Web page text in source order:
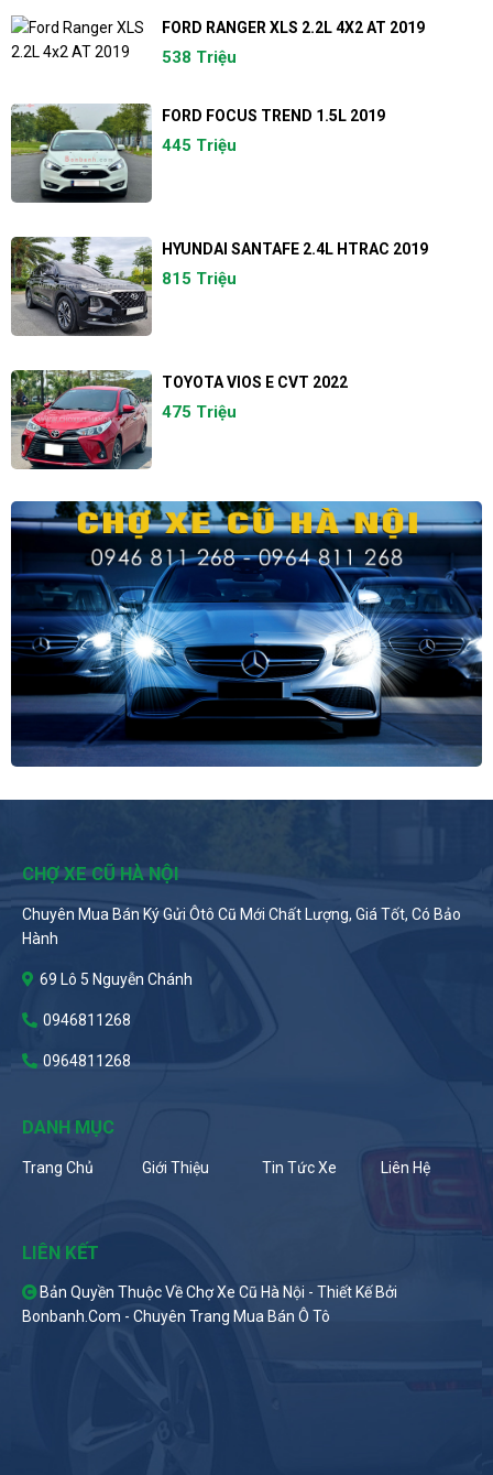
FORD RANGER XLS 2.2L 4X2 AT 2019
538 Triệu
FORD FOCUS TREND 1.5L 2019
445 Triệu
HYUNDAI SANTAFE 2.4L HTRAC 2019
815 Triệu
TOYOTA VIOS E CVT 2022
475 Triệu
CHỢ XE CŨ HÀ NỘI
Chuyên Mua Bán Ký Gửi Ôtô Cũ Mới Chất Lượng, Giá Tốt, Có Bảo
Hành
69 Lô 5 Nguyễn Chánh
0946811268
0964811268
DANH MỤC
Trang Chủ Giới Thiệu Tin Tức Xe Liên Hệ
LIÊN KẾT
Bản Quyền Thuộc Về Chợ Xe Cũ Hà Nội - Thiết Kế Bởi
Bonbanh.com - Chuyên Trang Mua Bán Ô Tô